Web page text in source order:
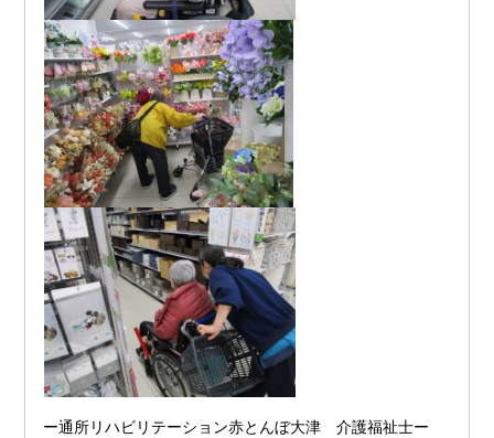
ー通所リハビリテーション赤とんぼ大津 介護福祉士ー